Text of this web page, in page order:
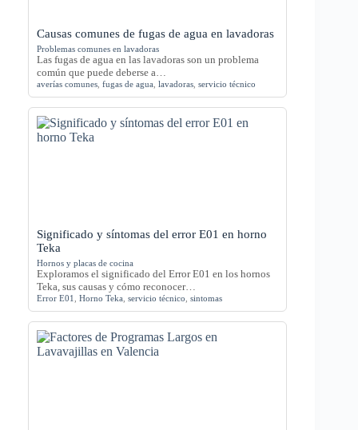
Causas comunes de fugas de agua en lavadoras
Problemas comunes en lavadoras
Las fugas de agua en las lavadoras son un problema
común que puede deberse a…
averías comunes fugas de agua lavadoras servicio técnico
Significado y síntomas del error E01 en horno
Teka
Hornos y placas de cocina
Exploramos el significado del Error E01 en los hornos
Teka, sus causas y cómo reconocer…
Error E01 Horno Teka servicio técnico sintomas